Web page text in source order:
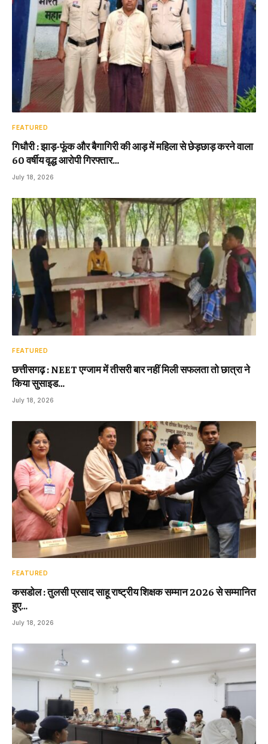
FEATURED
गिधौरी : झाड़-फूंक और बैगागिरी की आड़ में महिला से छेड़छाड़ करने वाला
60 वर्षीय वृद्ध आरोपी गिरफ्तार…
July 18, 2026
FEATURED
छत्तीसगढ़ : NEET एग्जाम में तीसरी बार नहीं मिली सफलता तो छात्रा ने
किया सुसाइड…
July 18, 2026
FEATURED
कसडोल : तुलसी प्रसाद साहू राष्ट्रीय शिक्षक सम्मान 2026 से सम्मानित
हुए…
July 18, 2026